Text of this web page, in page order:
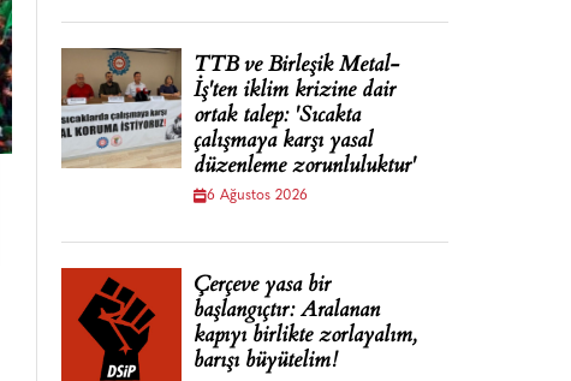
TTB ve Birleşik Metal-
İş'ten iklim krizine dair
ortak talep: 'Sıcakta
çalışmaya karşı yasal
düzenleme zorunluluktur'
6 Ağustos 2026
Çerçeve yasa bir
başlangıçtır: Aralanan
kapıyı birlikte zorlayalım,
barışı büyütelim!